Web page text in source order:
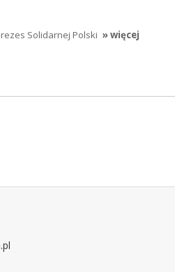
Solidarnej Polski » więcej